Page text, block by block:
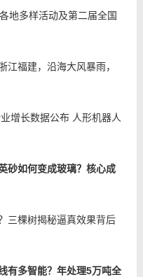
地多样活动及第二届全国
江福建，沿海大风暴雨，
增长数据公布 人形机器人
砂如何变成玻璃？核心成
三棵树揭秘逼真效果背后
有多智能？年处理5万吨全